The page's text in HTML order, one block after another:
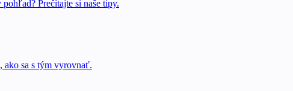
Prečítajte si naše tipy.
ako sa s tým vyrovnať.